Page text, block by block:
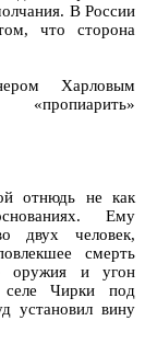
В России
что сторона
Харловым
отнюдь не как
Ему
двух человек,
смерть
оружия и угон
Чирки под
установил вину